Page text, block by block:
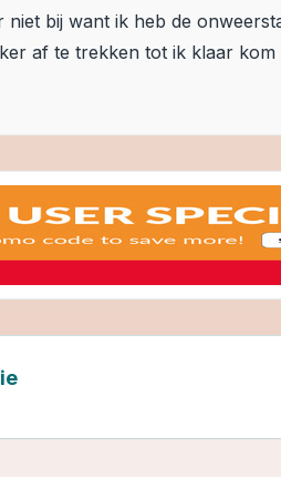
niet bij want ik heb de
af te trekken tot ik klaar kom